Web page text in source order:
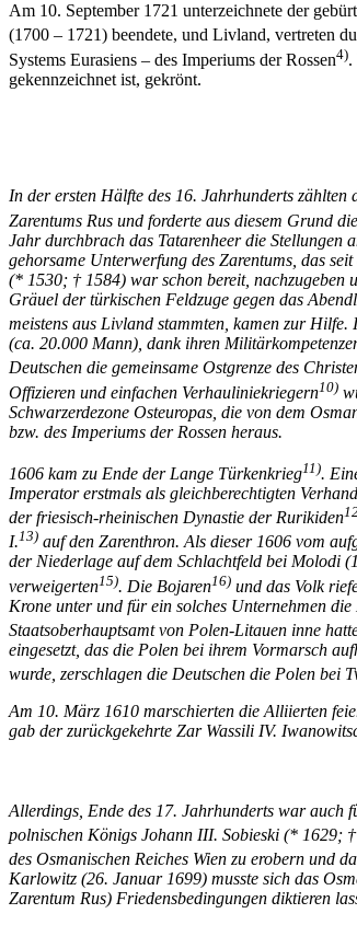
Am 10. September 1721 unterzeichnete der
(1700 – 1721) beendete, und Livland, vertreten
Systems Eurasiens – des Imperiums der Rossen4).
gekennzeichnet ist, gekrönt.
In der ersten Hälfte des 16. Jahrhunderts
Zarentums Rus und forderte aus diesem Grund
Jahr durchbrach das Tatarenheer die
gehorsame Unterwerfung des Zarentums, das
(* 1530; † 1584) war schon bereit, nachzugeben
Gräuel der türkischen Feldzuge gegen das
meistens aus Livland stammten, kamen zur
(ca. 20.000 Mann), dank ihren
Deutschen die gemeinsame Ostgrenze des
Offizieren und einfachen Verhauliniekriegern10)
Schwarzerdezone Osteuropas, die von dem
bzw. des Imperiums der Rossen heraus.
1606 kam zu Ende der Lange Türkenkrieg11).
Imperator erstmals als gleichberechtigten
der friesisch-rheinischen Dynastie der Rurikiden
I.13) auf den Zarenthron. Als dieser 1606 vom
der Niederlage auf dem Schlachtfeld bei Molodi
verweigerten15). Die Bojaren16) und das Volk
Krone unter und für ein solches Unternehmen
Staatsoberhauptsamt von Polen-Litauen inne
eingesetzt, das die Polen bei ihrem Vormarsch
wurde, zerschlagen die Deutschen die Polen bei
Am 10. März 1610 marschierten die Alliierten
gab der zurückgekehrte Zar Wassili IV.
Allerdings, Ende des 17. Jahrhunderts war auch
polnischen Königs Johann III. Sobieski (* 1629;
des Osmanischen Reiches Wien zu erobern und
Karlowitz (26. Januar 1699) musste sich das
Zarentum Rus) Friedensbedingungen diktieren